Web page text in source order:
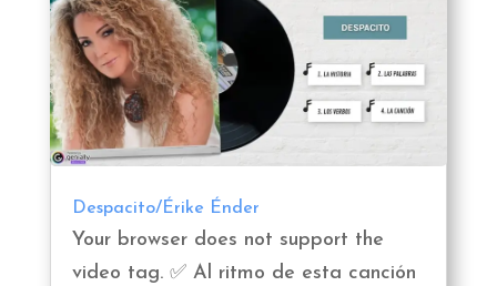
Despacito/Érike Énder
Your browser does not support the
video tag. ✅ Al ritmo de esta canción